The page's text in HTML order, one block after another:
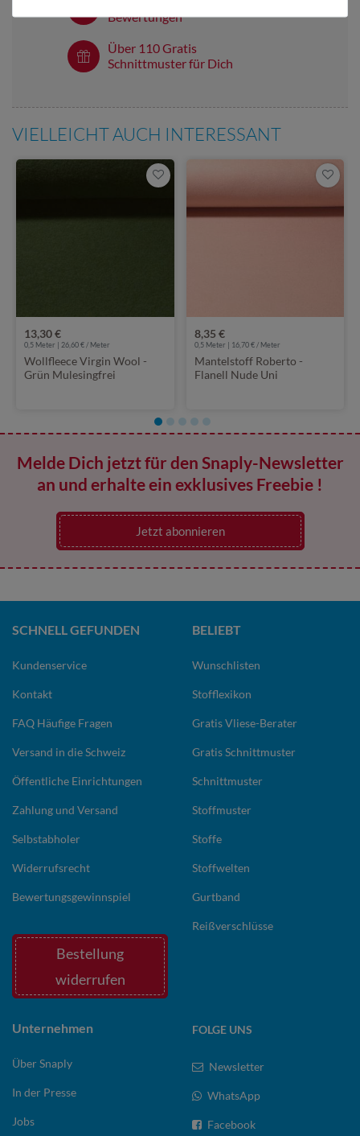
Bewertungen
Über 110 Gratis
Schnittmuster für Dich
VIELLEICHT AUCH INTERESSANT
13,30 €
0,5 Meter | 26,60 € / Meter
Wollfleece Virgin Wool -
Grün Mulesingfrei
8,35 €
0,5 Meter | 16,70 € / Meter
Mantelstoff Roberto -
Flanell Nude Uni
Melde Dich jetzt für den Snaply-Newsletter
an und erhalte ein exklusives Freebie !
Jetzt abonnieren
SCHNELL GEFUNDEN
Kundenservice
Kontakt
FAQ Häufige Fragen
Versand in die Schweiz
Öffentliche Einrichtungen
Zahlung und Versand
Selbstabholer
Widerrufsrecht
Bewertungsgewinnspiel
Bestellung
widerrufen
BELIEBT
Wunschlisten
Stofflexikon
Gratis Vliese-Berater
Gratis Schnittmuster
Schnittmuster
Stoffmuster
Stoffe
Stoffwelten
Gurtband
Reißverschlüsse
Unternehmen
Über Snaply
In der Presse
Jobs
FOLGE UNS
Newsletter
WhatsApp
Facebook